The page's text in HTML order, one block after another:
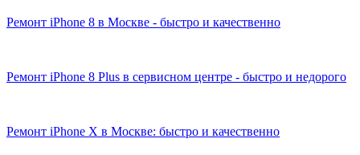
Ремонт iPhone 8 в Москве - быстро и качественно
Ремонт iPhone 8 Plus в сервисном центре - быстро и недорого
Ремонт iPhone X в Москве: быстро и качественно